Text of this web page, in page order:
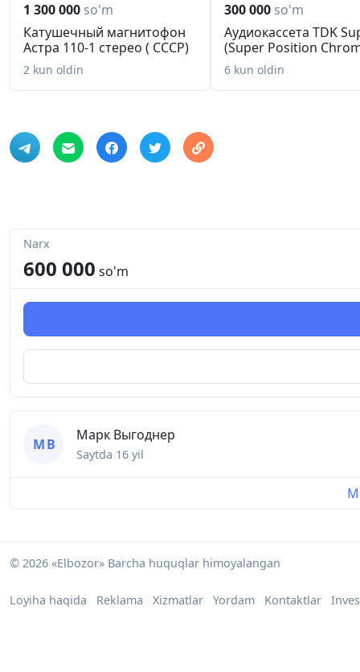
1 300 000 so'm
Катушечный магнитофон
Астра 110-1 стерео ( СССР)
2 kun oldin
300 000 so'm
Аудиокассета TDK
(Super Position
6 kun oldin
Narx
600 000 so'm
М В
Марк Выгоднер
Saytda 16 yil
© 2026 «Elbozor» Barcha huquqlar himoyalangan
Loyiha haqida Reklama Xizmatlar Yordam Kontaktlar